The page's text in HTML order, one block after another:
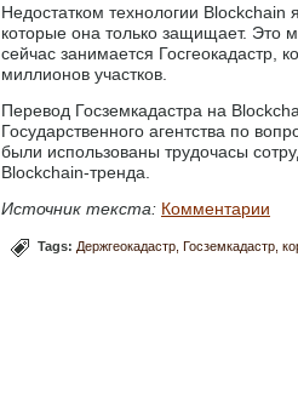
Недостатком технологии Blockchain
которые она только защищает. Это
сейчас занимается Госгеокадастр,
миллионов участков.
Перевод Госземкадастра на
Государственного агентства по
были использованы трудочасы
Blockchain-тренда.
Источник текста: Комментарии
Tags: Держгеокадастр Госземкадастр